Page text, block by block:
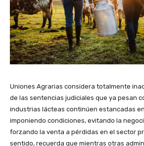
Uniones Agrarias considera totalmente
de las sentencias judiciales que ya pesan
industrias lácteas continúen estancadas
imponiendo condiciones, evitando la
forzando la venta a pérdidas en el sector
sentido, recuerda que mientras otras